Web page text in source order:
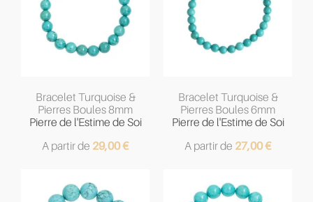
Bracelet Turquoise &
Pierres Boules 8mm
Pierre de l'Estime de Soi
A partir de 29,00€
Bracelet Turquoise &
Pierres Boules 6mm
Pierre de l'Estime de Soi
A partir de 27,00€